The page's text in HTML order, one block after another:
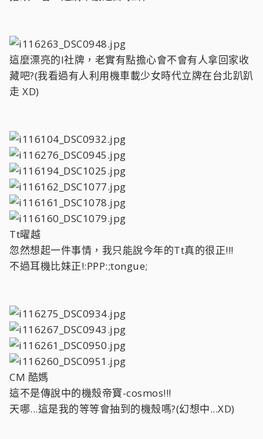
這麼漂亮的I社牌，老實有點擔心會不會有人拿回家收
藏吧?(我看過有人利用機車載少女時代立牌在台北趴趴
走 XD)
Tt曜越
忽然想起一件事情，我只能說今年的Tt真的很正!!!
不過耳機比妹正!:PPP:;tongue;
CM 酷媽
這不是傳說中的機殼帝寶-cosmos!!!
天哪...這是我的等等會抽到的機殼嗎?(幻想中...XD)